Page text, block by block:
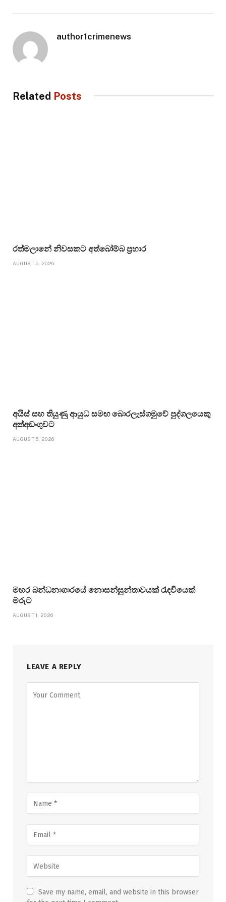
author1crimenews
Related Posts
රත්මලානේ නිවසකට අත්බෝම්බ ප්‍රහාර
AUGUST 5, 2026
අයිස් සහ තියුණු ආයුධ සමඟ බොරලැස්ගමුවේ පුද්ගලයෙකු
අත්අඩංගුවට
AUGUST 5, 2026
මහර බන්ධනාගාරයේ නොසන්සුන්තාවයක් රැඳවියෙක්
මරුට
AUGUST 1, 2026
LEAVE A REPLY
Save my name, email, and website in this browser